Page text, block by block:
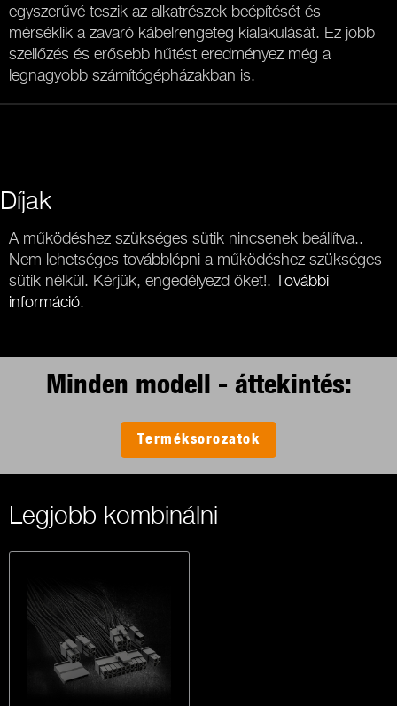
egyszerűvé teszik az alkatrészek beépítését és
mérséklik a zavaró kábelrengeteg kialakulását. Ez jobb
szellőzés és erősebb hűtést eredményez még a
legnagyobb számítógépházakban is.
Díjak
A működéshez szükséges sütik nincsenek beállítva..
Nem lehetséges továbblépni a működéshez szükséges
sütik nélkül. Kérjük, engedélyezd őket!.További
információ.
Minden modell - áttekintés:
Terméksorozatok
Legjobb kombinálni